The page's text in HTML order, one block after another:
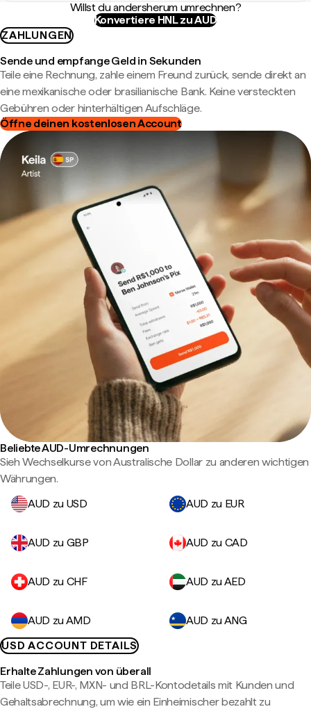
Willst du andersherum umrechnen?
Konvertiere HNL zu AUD
ZAHLUNGEN
Sende und empfange Geld in Sekunden
Teile eine Rechnung, zahle einem Freund zurück, sende direkt an
eine mexikanische oder brasilianische Bank. Keine versteckten
Gebühren oder hinterhältigen Aufschläge.
Öffne deinen kostenlosen Account
Beliebte AUD-Umrechnungen
Sieh Wechselkurse von Australische Dollar zu anderen wichtigen
Währungen.
AUD zu USD
AUD zu EUR
AUD zu GBP AUD zu CAD
AUD zu CHF AUD zu AED
AUD zu AMD
AUD zu ANG
USD ACCOUNT DETAILS
Erhalte Zahlungen von überall
Teile USD-, EUR-, MXN- und BRL-Kontodetails mit Kunden und
Gehaltsabrechnung, um wie ein Einheimischer bezahlt zu